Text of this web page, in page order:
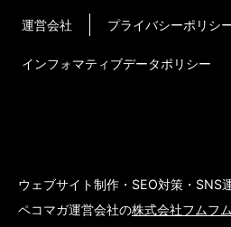
運営会社 プライバシーポリシ
インフォマティブデータポリシー
ウェブサイト制作・SEO対策・SNS
ペコマガ運営会社の株式会社フムフム